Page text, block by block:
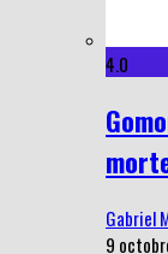
4.0
Gabriel
9